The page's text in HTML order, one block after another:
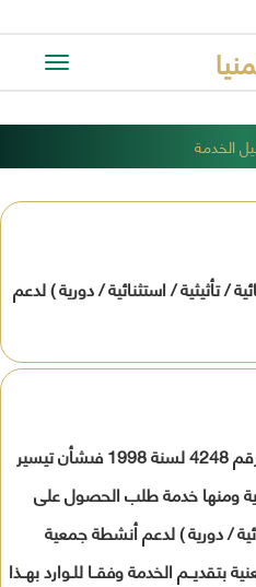
Toggle
الخدمة
تأثيثية / استثنائية / دورية ) لدعم
وفقا لقرار رئيس مجلس الوزراء رقم 4248 لسنة 1998 فىشأن تيسير
ومنها خدمة طلب الحصول على
/ دورية ) لدعم أنشطة جمعية
بتقديــم الخدمة وفقــا للـوارد بهــذا